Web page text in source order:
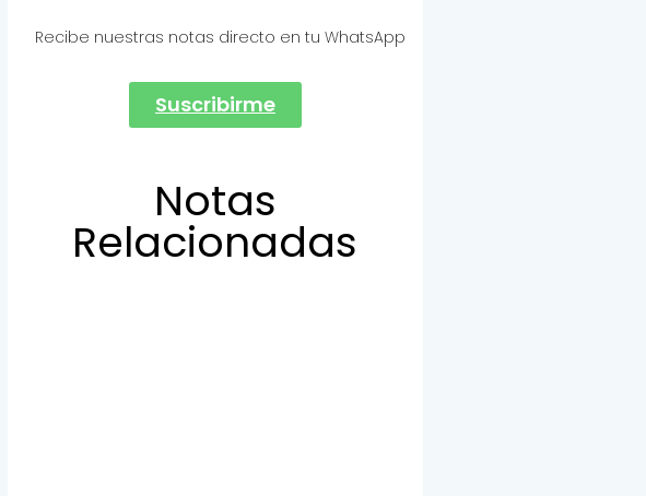
Recibe nuestras notas directo en tu WhatsApp
Suscribirme
Notas
Relacionadas